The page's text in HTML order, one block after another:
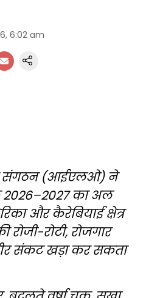
6:02 am
संगठन (आईएलओ) ने
2026–2027 का अल
और कैरेबियाई क्षेत्र
रोजी-रोटी, रोजगार
संकट खड़ा कर सकता